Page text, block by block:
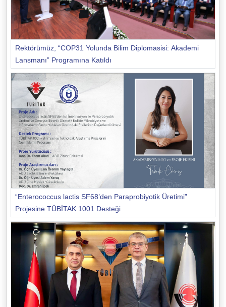
Rektörümüz, “COP31 Yolunda Bilim Diplomasisi: Akademi
Lansmanı” Programına Katıldı
“Enterococcus lactis SF68’den Paraprobiyotik Üretimi”
Projesine TÜBİTAK 1001 Desteği